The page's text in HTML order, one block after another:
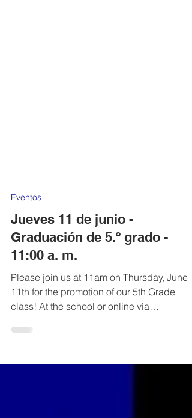
Eventos
Jueves 11 de junio -
Graduación de 5.º grado -
11:00 a. m.
Please join us at 11am on Thursday, June
11th for the promotion of our 5th Grade
class! At the school or online via